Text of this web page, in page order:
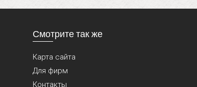
Смотрите так же
Карта сайта
Для фирм
Контакты